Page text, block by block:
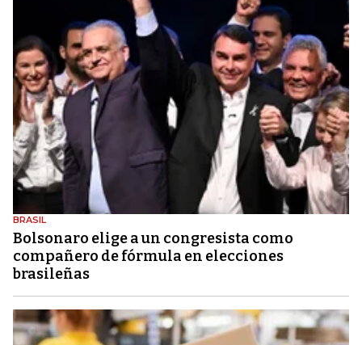
BRASIL
Bolsonaro elige a un congresista como
compañero de fórmula en elecciones
brasileñas